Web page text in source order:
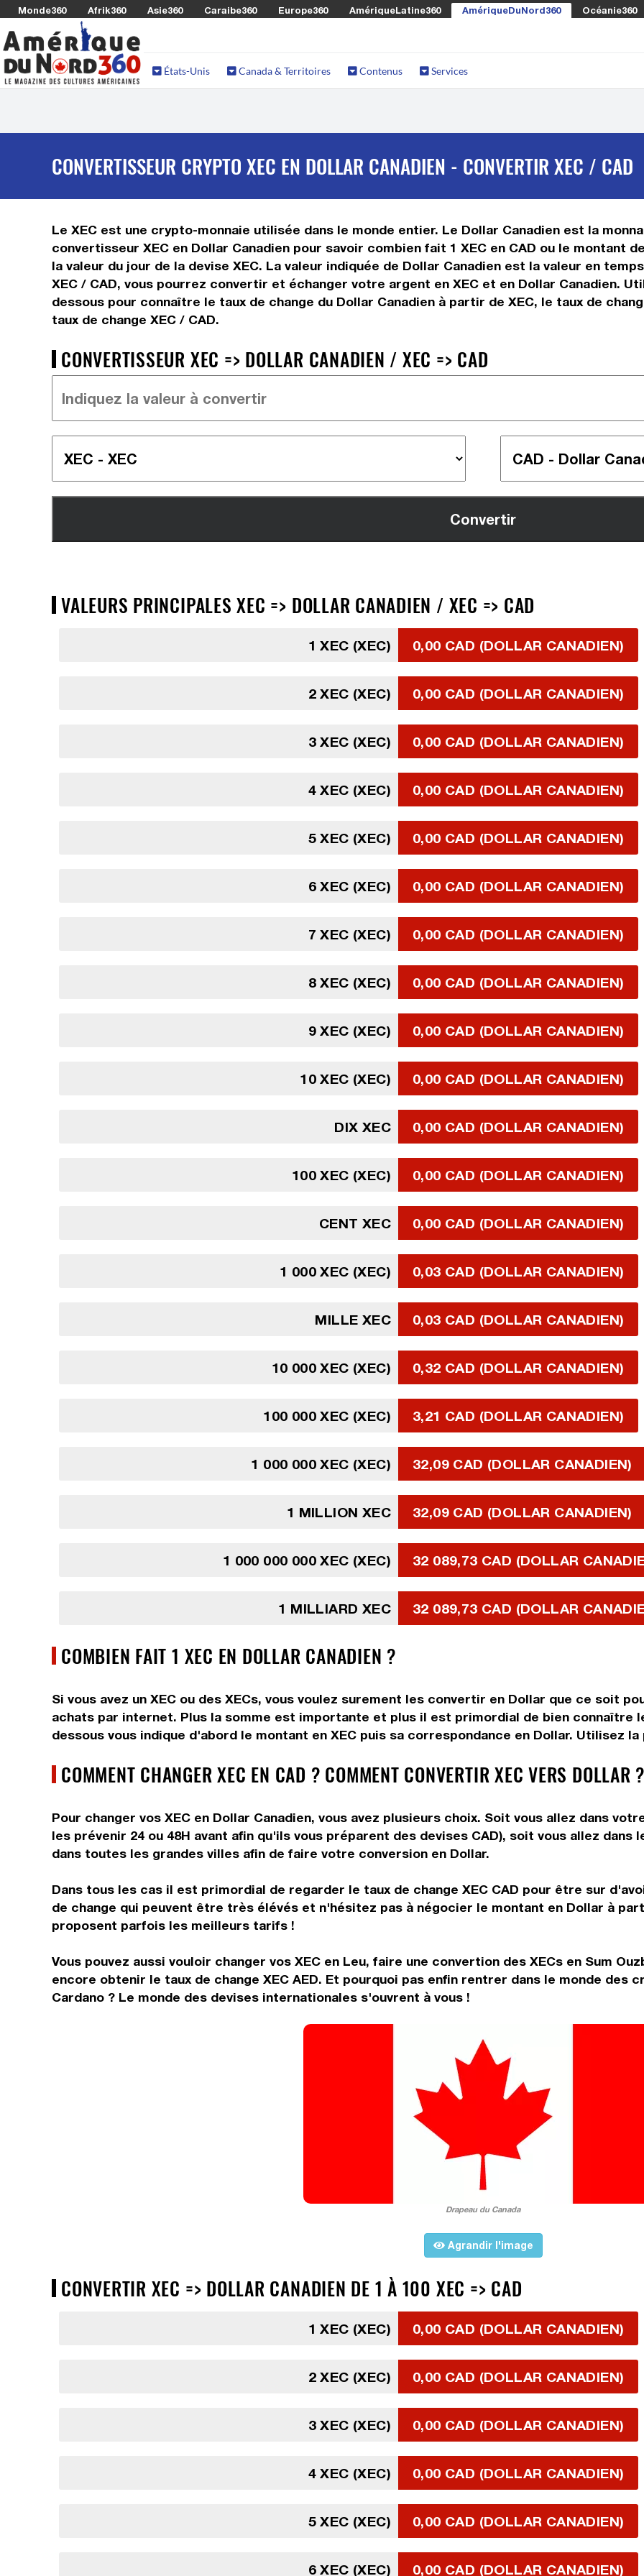
Monde360 Afrik360 Asie360 Caraibe360 Europe360 AmériqueLatine360 AmériqueDuNord360 Océanie360
États-Unis Canada & Territoires Contenus Services
CONVERTISSEUR CRYPTO XEC EN DOLLAR CANADIEN - CONVERTIR XEC / CAD
Le XEC est une crypto-monnaie utilisée dans le monde entier. Le Dollar Canadien est la
convertisseur XEC en Dollar Canadien pour savoir combien fait 1 XEC en CAD ou le montant
la valeur du jour de la devise XEC. La valeur indiquée de Dollar Canadien est la valeur en
XEC / CAD, vous pourrez convertir et échanger votre argent en XEC et en Dollar Canadien.
dessous pour connaître le taux de change du Dollar Canadien à partir de XEC, le taux de
taux de change XEC / CAD.
CONVERTISSEUR XEC => DOLLAR CANADIEN / XEC => CAD
VALEURS PRINCIPALES XEC => DOLLAR CANADIEN / XEC => CAD
1 XEC (XEC) 0,00 CAD (DOLLAR CANADIEN)
2 XEC (XEC) 0,00 CAD (DOLLAR CANADIEN)
3 XEC (XEC) 0,00 CAD (DOLLAR CANADIEN)
4 XEC (XEC) 0,00 CAD (DOLLAR CANADIEN)
5 XEC (XEC) 0,00 CAD (DOLLAR CANADIEN)
6 XEC (XEC) 0,00 CAD (DOLLAR CANADIEN)
7 XEC (XEC) 0,00 CAD (DOLLAR CANADIEN)
8 XEC (XEC) 0,00 CAD (DOLLAR CANADIEN)
9 XEC (XEC) 0,00 CAD (DOLLAR CANADIEN)
10 XEC (XEC) 0,00 CAD (DOLLAR CANADIEN)
DIX XEC 0,00 CAD (DOLLAR CANADIEN)
100 XEC (XEC) 0,00 CAD (DOLLAR CANADIEN)
CENT XEC 0,00 CAD (DOLLAR CANADIEN)
1 000 XEC (XEC) 0,03 CAD (DOLLAR CANADIEN)
MILLE XEC 0,03 CAD (DOLLAR CANADIEN)
10 000 XEC (XEC) 0,32 CAD (DOLLAR CANADIEN)
100 000 XEC (XEC) 3,21 CAD (DOLLAR CANADIEN)
1 000 000 XEC (XEC) 32,09 CAD (DOLLAR CANADIEN)
1 MILLION XEC 32,09 CAD (DOLLAR CANADIEN)
1 000 000 000 XEC (XEC) 32 089,73 CAD (DOLLAR
1 MILLIARD XEC 32 089,73 CAD (DOLLAR
COMBIEN FAIT 1 XEC EN DOLLAR CANADIEN ?
Si vous avez un XEC ou des XECs, vous voulez surement les convertir en Dollar que ce soit
achats par internet. Plus la somme est importante et plus il est primordial de bien connaître
dessous vous indique d'abord le montant en XEC puis sa correspondance en Dollar. Utilisez
COMMENT CHANGER XEC EN CAD ? COMMENT CONVERTIR XEC VERS DOLLAR ?
Pour changer vos XEC en Dollar Canadien, vous avez plusieurs choix. Soit vous allez dans
les prévenir 24 ou 48H avant afin qu'ils vous préparent des devises CAD), soit vous allez dans
dans toutes les grandes villes afin de faire votre conversion en Dollar.
Dans tous les cas il est primordial de regarder le taux de change XEC CAD pour être sur
de change qui peuvent être très élévés et n'hésitez pas à négocier le montant en Dollar à
proposent parfois les meilleurs tarifs !
Vous pouvez aussi vouloir changer vos XEC en Leu, faire une convertion des XECs en Sum
encore obtenir le taux de change XEC AED. Et pourquoi pas enfin rentrer dans le monde des
Cardano ? Le monde des devises internationales s'ouvrent à vous !
Drapeau du Canada
Agrandir l'image
CONVERTIR XEC => DOLLAR CANADIEN DE 1 À 100 XEC => CAD
1 XEC (XEC) 0,00 CAD (DOLLAR CANADIEN)
2 XEC (XEC) 0,00 CAD (DOLLAR CANADIEN)
3 XEC (XEC) 0,00 CAD (DOLLAR CANADIEN)
4 XEC (XEC) 0,00 CAD (DOLLAR CANADIEN)
5 XEC (XEC) 0,00 CAD (DOLLAR CANADIEN)
6 XEC (XEC) 0,00 CAD (DOLLAR CANADIEN)